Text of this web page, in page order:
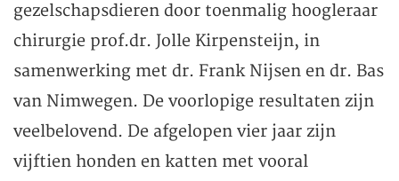
gezelschapsdieren door toenmalig hoogleraar
chirurgie prof.dr. Jolle Kirpensteijn, in
samenwerking met dr. Frank Nijsen en dr. Bas
van Nimwegen. De voorlopige resultaten zijn
veelbelovend. De afgelopen vier jaar zijn
vijftien honden en katten met vooral